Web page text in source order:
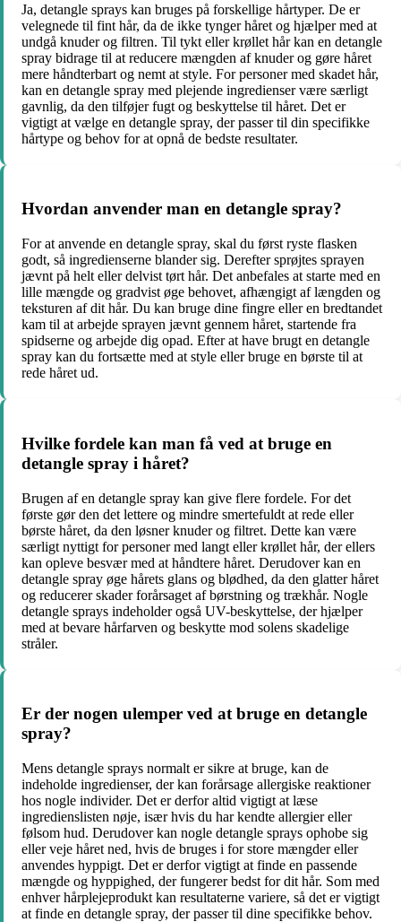
Ja, detangle sprays kan bruges på forskellige hårtyper. De er
velegnede til fint hår, da de ikke tynger håret og hjælper med at
undgå knuder og filtren. Til tykt eller krøllet hår kan en detangle
spray bidrage til at reducere mængden af knuder og gøre håret
mere håndterbart og nemt at style. For personer med skadet hår,
kan en detangle spray med plejende ingredienser være særligt
gavnlig, da den tilføjer fugt og beskyttelse til håret. Det er
vigtigt at vælge en detangle spray, der passer til din specifikke
hårtype og behov for at opnå de bedste resultater.
Hvordan anvender man en detangle spray?
For at anvende en detangle spray, skal du først ryste flasken
godt, så ingredienserne blander sig. Derefter sprøjtes sprayen
jævnt på helt eller delvist tørt hår. Det anbefales at starte med en
lille mængde og gradvist øge behovet, afhængigt af længden og
teksturen af ​​dit hår. Du kan bruge dine fingre eller en bredtandet
kam til at arbejde sprayen jævnt gennem håret, startende fra
spidserne og arbejde dig opad. Efter at have brugt en detangle
spray kan du fortsætte med at style eller bruge en børste til at
rede håret ud.
Hvilke fordele kan man få ved at bruge en
detangle spray i håret?
Brugen af en detangle spray kan give flere fordele. For det
første gør den det lettere og mindre smertefuldt at rede eller
børste håret, da den løsner knuder og filtret. Dette kan være
særligt nyttigt for personer med langt eller krøllet hår, der ellers
kan opleve besvær med at håndtere håret. Derudover kan en
detangle spray øge hårets glans og blødhed, da den glatter håret
og reducerer skader forårsaget af børstning og trækhår. Nogle
detangle sprays indeholder også UV-beskyttelse, der hjælper
med at bevare hårfarven og beskytte mod solens skadelige
stråler.
Er der nogen ulemper ved at bruge en detangle
spray?
Mens detangle sprays normalt er sikre at bruge, kan de
indeholde ingredienser, der kan forårsage allergiske reaktioner
hos nogle individer. Det er derfor altid vigtigt at læse
ingredienslisten nøje, især hvis du har kendte allergier eller
følsom hud. Derudover kan nogle detangle sprays ophobe sig
eller veje håret ned, hvis de bruges i for store mængder eller
anvendes hyppigt. Det er derfor vigtigt at finde en passende
mængde og hyppighed, der fungerer bedst for dit hår. Som med
enhver hårplejeprodukt kan resultaterne variere, så det er vigtigt
at finde en detangle spray, der passer til dine specifikke behov.